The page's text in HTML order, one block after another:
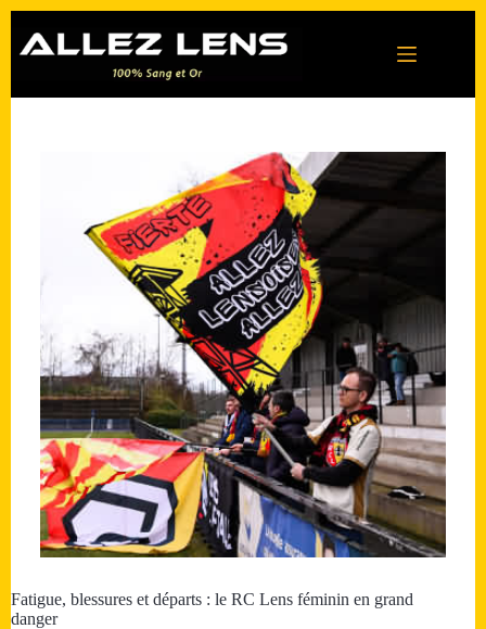
contenu
Fatigue, blessures et départs : le RC Lens féminin en grand
danger